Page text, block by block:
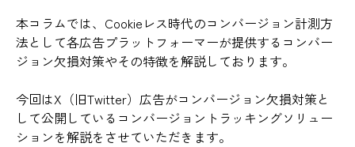
本コラムでは、Cookieレス時代のコンバージョン計測方
法として各広告プラットフォーマーが提供するコンバー
ジョン欠損対策やその特徴を解説しております。
今回はX（旧Twitter）広告がコンバージョン欠損対策と
して公開しているコンバージョントラッキングソリュー
ションを解説をさせていただきます。